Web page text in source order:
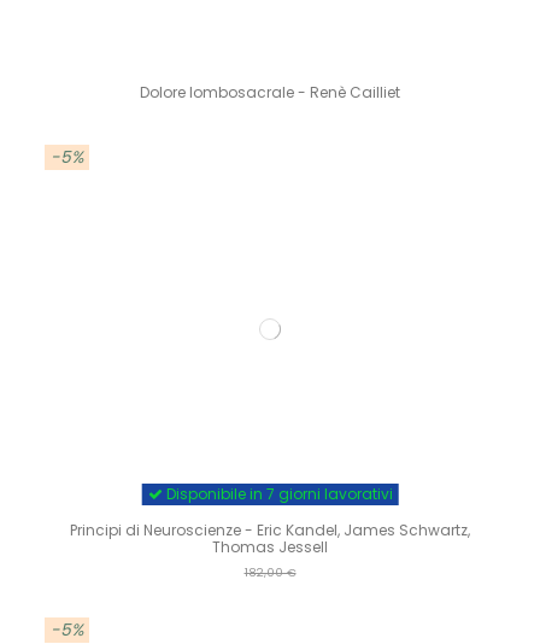
Dolore lombosacrale - Renè Cailliet
-5%
Disponibile in 7 giorni lavorativi
Principi di Neuroscienze - Eric Kandel, James Schwartz,
Thomas Jessell
182,00 €
-5%